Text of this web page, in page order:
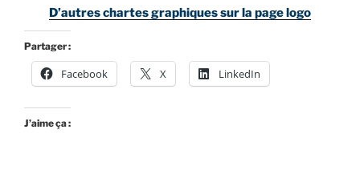
D’autres chartes graphiques sur la page logo
Partager :
Facebook X LinkedIn
J’aime ça :